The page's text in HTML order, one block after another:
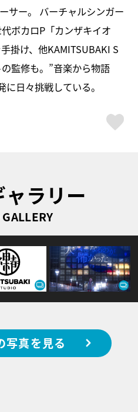
サー。 バーチャルシンガー
ボカロP「カンザキイオ
掛け、他KAMITSUBAKI S
監修も。”音楽から物語
日々挑戦している。
ラリー
写真を見る